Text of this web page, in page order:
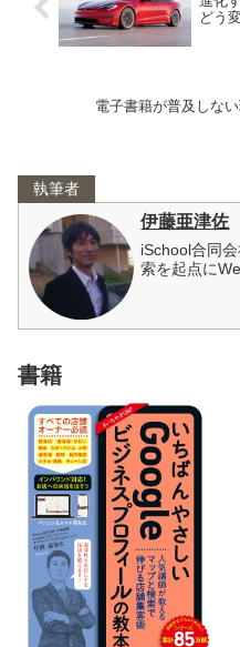
どう
電子書籍が普及しない
執筆者
伊藤亜津佐
iSchool合同
索を起点に
書籍